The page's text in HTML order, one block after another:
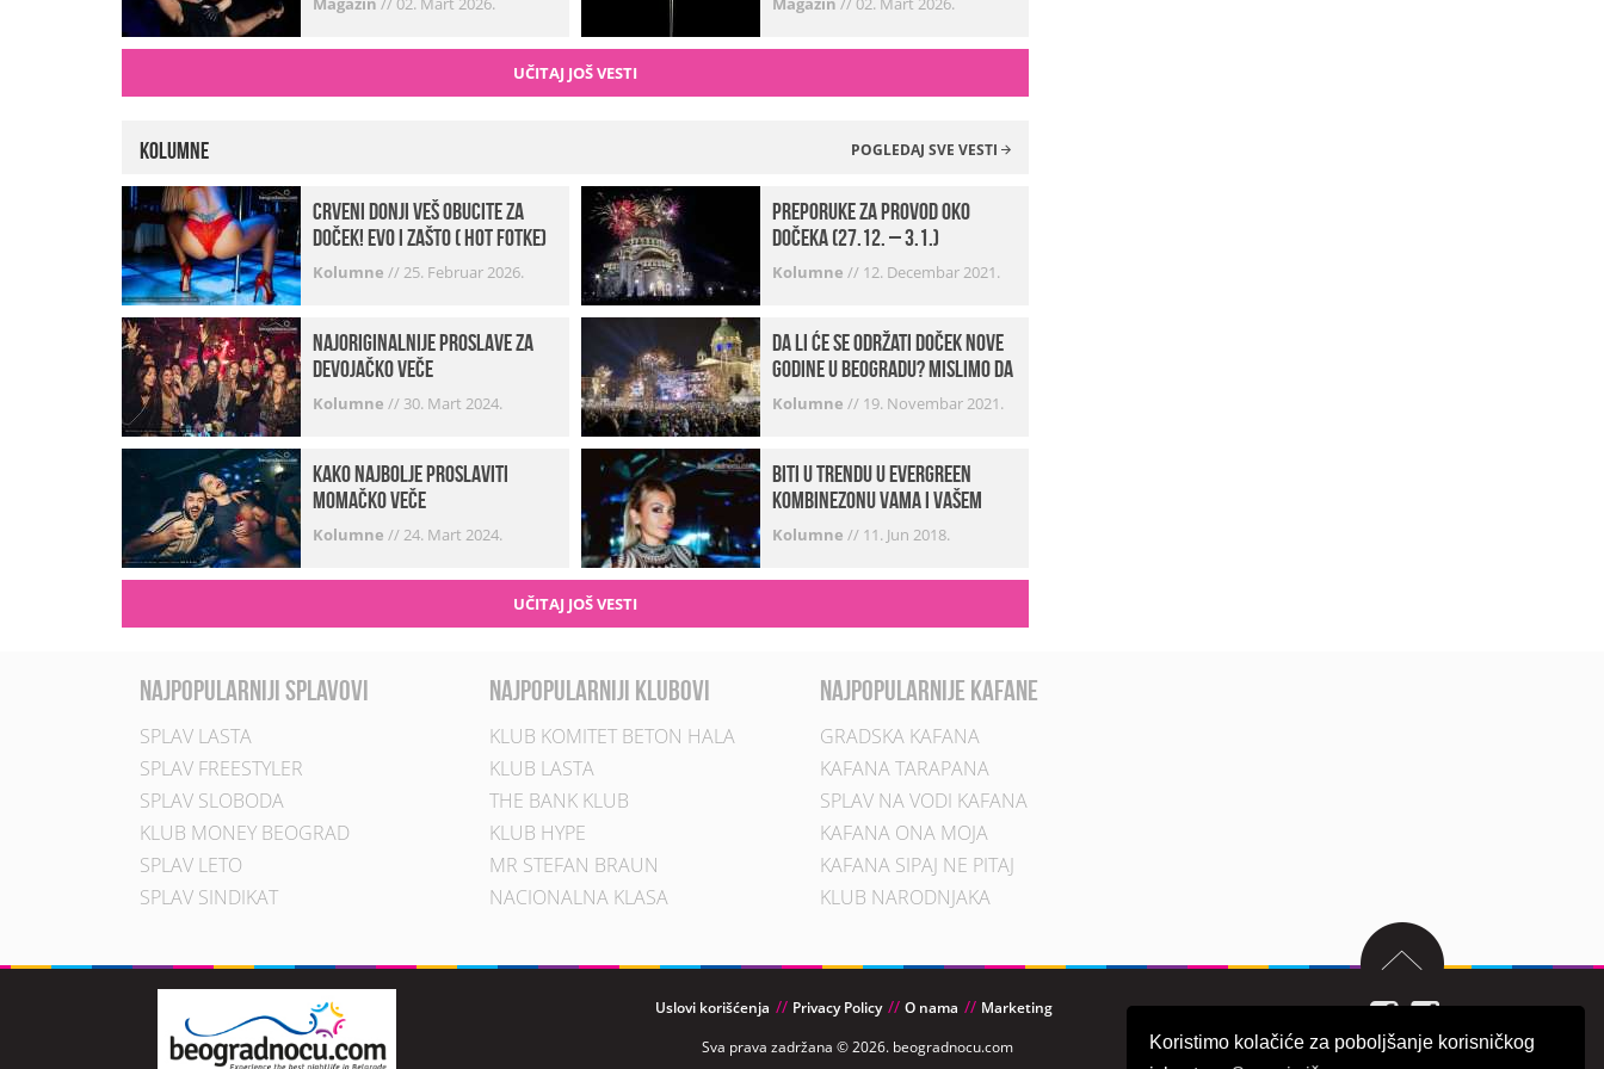
Koristimo kolačiće za poboljšanje korisničkog
UČITAJ JOŠ VESTI
Kolumne POGLEDAJ SVE VESTI
Crveni donji veš obucite za
doček! Evo i zašto ( hot fotke)
Kolumne //25. Februar 2026.
Najoriginalnije proslave za
devojačko veče
Kolumne // 30. Mart 2024.
Kako najbolje proslaviti
momačko veče
Kolumne //24. Mart 2024.
Preporuke za provod oko
dočeka (27.12. – 3.1.)
Kolumne // 12. Decembar 2021.
Da li će se održati doček Nove
godine u Beogradu? Mislimo da
imamo jako DOBRE VESTI!
Kolumne // 19. Novembar 2021.
Biti u trendu u Evergreen
kombinezonu vama i vašem
frendu
Kolumne // 11. Jun 2018.
UČITAJ JOŠ VESTI
najpopularniji splavovi
SPLAV LASTA
SPLAV FREESTYLER
SPLAV SLOBODA
KLUB MONEY BEOGRAD
SPLAV LETO
SPLAV SINDIKAT
najpopularniji klubovi
KLUB KOMITET BETON HALA
KLUB LASTA
THE BANK KLUB
KLUB HYPE
MR STEFAN BRAUN
NACIONALNA KLASA
najpopularnije kafane
GRADSKA KAFANA
KAFANA TARAPANA
SPLAV NA VODI KAFANA
KAFANA ONA MOJA
KAFANA SIPAJ NE PITAJ
KLUB NARODNJAKA
Uslovi korišćenja Privacy Policy O nama
Marketing
Sva prava zadržana © 2026. beogradnocu.com